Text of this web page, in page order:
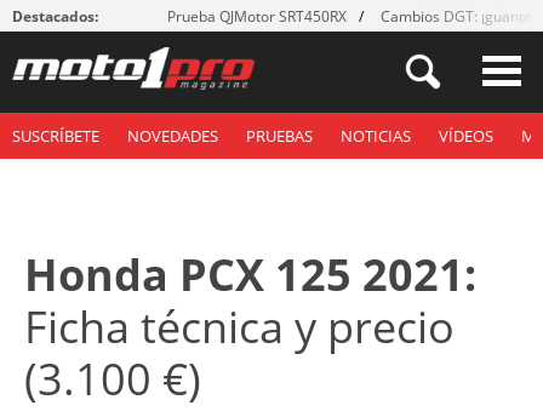
Destacados: Prueba QJMotor SRT450RX Cambios DGT: ¡guantes!
SUSCRÍBETE NOVEDADES PRUEBAS NOTICIAS VÍDEOS
Honda PCX 125 2021:
Ficha técnica y precio
(3.100 €)